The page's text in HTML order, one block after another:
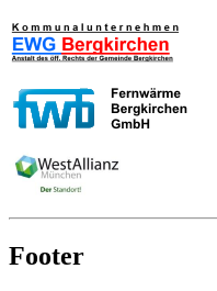
Footer